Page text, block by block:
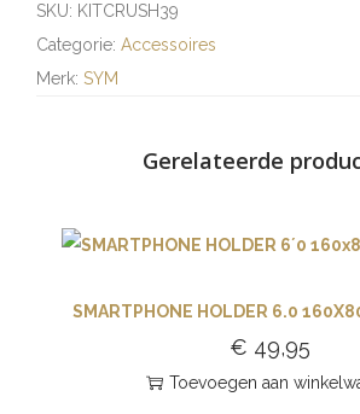
SKU: KITCRUSH39
Categorie: Accessoires
Merk: SYM
Gerelateerde
SMARTPHONE HOLDER 6.0
€ 49,95
Toevoegen aan